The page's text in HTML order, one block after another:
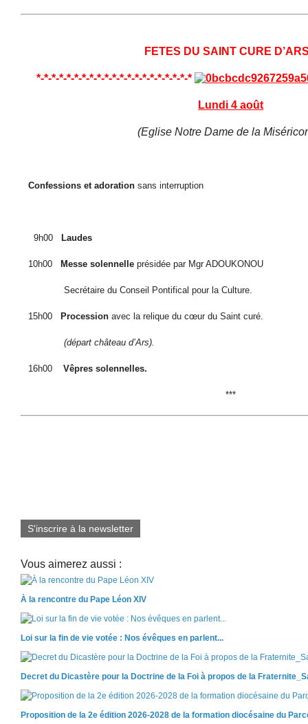
FETES DU SAINT CURE
*-*-*-*-*-*-*-*-*-*-*-*-*-*-*-*-*-*-*-*-*
Lundi 4 août
(Eglise Notre Dame de la
Confessions et adoration sans interruption
9h00 Laudes
10h00 Messe solennelle présidée par Mgr ADOUKONOU
Secrétaire du Conseil Pontifical pour la Culture.
15h00 Procession avec la relique du cœur du Saint curé.
(départ château d’Ars).
16h00Vêpres solennelles.
***
S'inscrire à la newsletter
Vous aimerez aussi :
À la rencontre du Pape Léon XIV
Loi sur la fin de vie votée : Nos évêques en parlent...
Decret du Dicastère pour la Doctrine de la Foi à propos de la
Proposition de la 2e édition 2026-2028 de la formation diocésaine du